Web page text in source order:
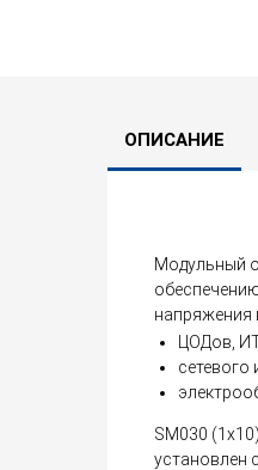
ОПИСАНИЕ
Модульный
напряжения
ЦОДов,
сетевого
SM030
установлен